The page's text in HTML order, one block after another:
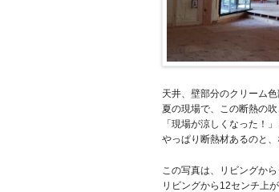
天井、壁部分のクリーム
夏の現場で、この断熱の
「現場が涼しくなった！
やっぱり断熱材あるのと
この写真は、リビングか
リビングから12センチ上